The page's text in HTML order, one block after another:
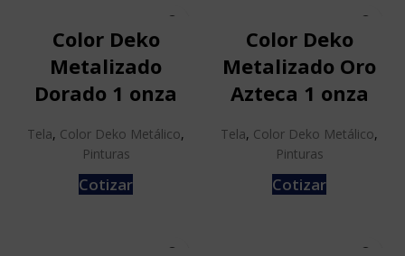
Color Deko
Metalizado
Dorado 1 onza
Tela, Color Deko Metálico,
Pinturas
Cotizar
Color Deko
Metalizado Oro
Azteca 1 onza
Tela, Color Deko Metálico,
Pinturas
Cotizar